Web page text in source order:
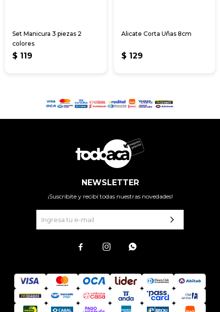
Set Manicura 3 piezas 2
colores
$ 119
Alicate Corta Uñas 8cm
$ 129
NEWSLETTER
¡Suscribite y recibí todas nuestras novedades!
  